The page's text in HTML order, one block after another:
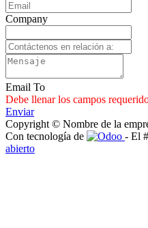
Company
Email To
Debe llenar los campos
Enviar
Copyright © Nombre de la
Con tecnología de
- El
abierto